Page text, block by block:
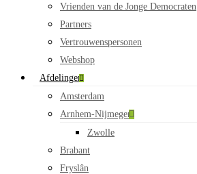
Vrienden van de Jonge Democraten
Partners
Vertrouwenspersonen
Webshop
Afdelingen
Amsterdam
Arnhem-Nijmegen
Zwolle
Brabant
Fryslân